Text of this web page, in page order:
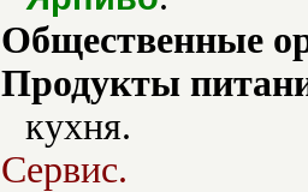
Общественные
Продукты
кухня.
Сервис.